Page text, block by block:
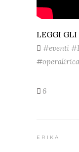
LEGGI
#eventi
6
ERIKA